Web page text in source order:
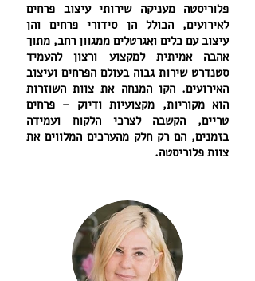
פלוריסטה מעניקה שירותי עיצוב פרחים
לאירועים, הכולל הן סידורי פרחים והן
עיצוב עם כלים ואגרטלים ממגוון רחב, מתוך
אהבה אמיתית למקצוע ורצון להעמיד
סטנדרט שירות גבוה בעולם הפרחים ועיצוב
האירועים. הקו המנחה את צוות השוזרות
הוא מקוריות, מקצועיות ודיוק – פרחים
טריים, הקשבה לצרכי הלקוח ועמידה
בזמנים, הם רק חלק מהערכים המלווים את
צוות פלוריסטה.